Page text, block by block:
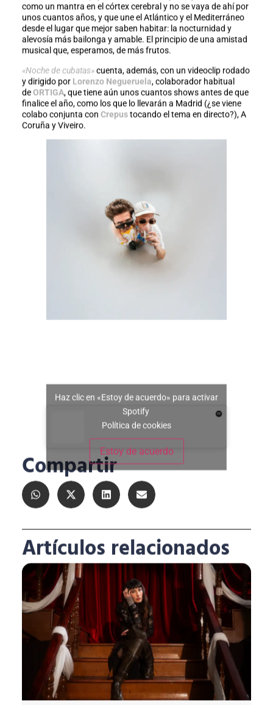
como un mantra en el córtex cerebral y no se vaya de ahí por
unos cuantos años, y que une el Atlántico y el Mediterráneo
desde el lugar que mejor saben habitar: la nocturnidad y
alevosía más bailonga y amable. El principio de una amistad
musical que, esperamos, de más frutos.
«Noche de cubatas»cuenta, además, con un videoclip rodado
y dirigido por Lorenzo Negueruela, colaborador habitual
deORTIGA, que tiene aún unos cuantos shows antes de que
finalice el año, como los que lo llevarán a Madrid (¿se viene
colabo conjunta con Crepustocando el tema en directo?), A
Coruña y Viveiro.
Haz clic en «Estoy de acuerdo» para activar
Spotify
Política de cookies
Estoy de acuerdo
Compartir
Artículos relacionados